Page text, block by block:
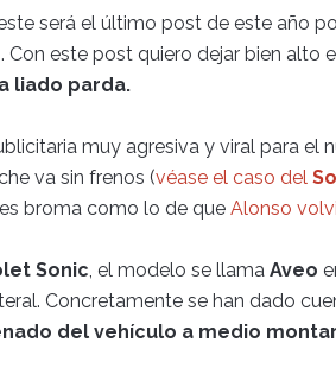
será el último post de este año
Con este post quiero dejar bien alto
liado parda.
muy agresiva y viral para el
va sin frenos (véase el caso del
broma como lo de que Alonso
Sonic, el modelo se llama Aveo
Concretamente se han dado
del vehículo a medio montar